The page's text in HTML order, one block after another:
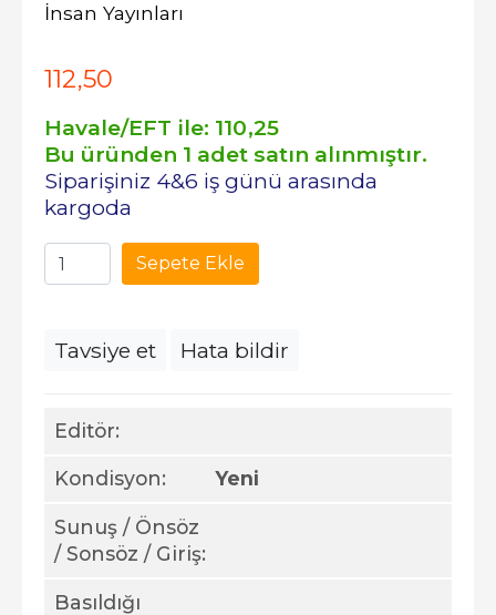
İnsan Yayınları
Editör:
Kondisyon: Yeni
Sunuş / Önsöz
/ Sonsöz / Giriş:
Basıldığı
112,50
Havale/EFT ile: 110,25
Bu üründen 1 adet satın alınmıştır.
Siparişiniz 4&6 iş günü arasında
kargoda
Sepete Ekle
Tavsiye et Hata bildir